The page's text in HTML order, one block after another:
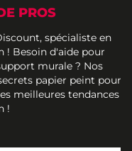
PROS
spécialiste en
! Besoin d'aide pour
murale ? Nos
papier peint pour
meilleures tendances
!